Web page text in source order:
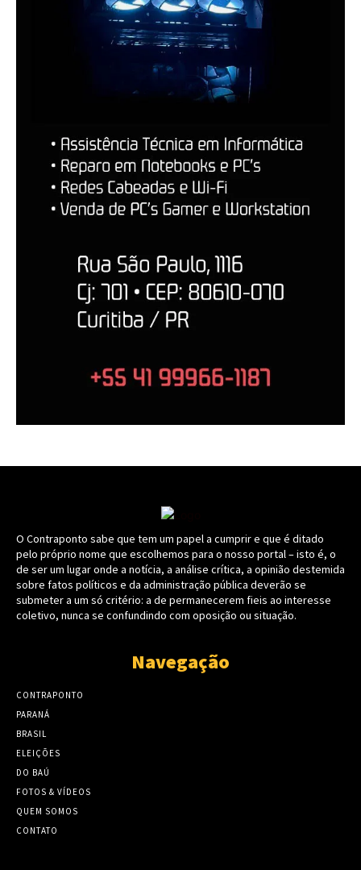
O Contraponto sabe que tem um papel a cumprir e que é ditado
pelo próprio nome que escolhemos para o nosso portal – isto é, o
de ser um lugar onde a notícia, a análise crítica, a opinião destemida
sobre fatos políticos e da administração pública deverão se
submeter a um só critério: a de permanecerem fieis ao interesse
coletivo, nunca se confundindo com oposição ou situação.
Navegação
CONTRAPONTO
PARANÁ
BRASIL
ELEIÇÕES
DO BAÚ
FOTOS & VÍDEOS
QUEM SOMOS
CONTATO